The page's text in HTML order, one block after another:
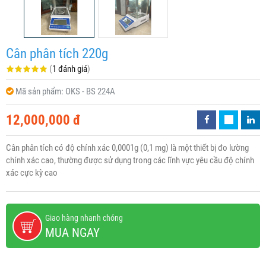
Cân phân tích 220g
(1 đánh giá)
Mã sản phẩm: OKS - BS 224A
12,000,000 đ
Cân phân tích có độ chính xác 0,0001g (0,1 mg) là một thiết bị đo lường
chính xác cao, thường được sử dụng trong các lĩnh vực yêu cầu độ chính
xác cực kỳ cao
Giao hàng nhanh chóng
MUA NGAY